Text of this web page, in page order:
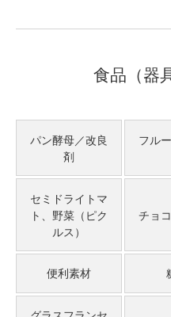
食品（器
パン酵母／改良
剤
フル
セミドライトマ
ト、野菜（ピク
ルス）
チョ
便利素材